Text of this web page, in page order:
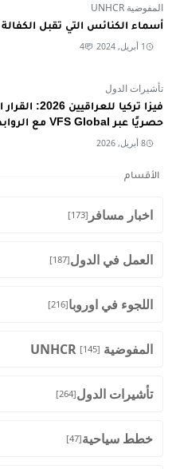
المفوضية UNHCR
أسماء الكنائس التي تقبل
1 أبريل, 2024 4
تأشيرات الدول
فيزا تركيا
حصريًا عبر VFS Global مع الروابط الرسمية
8 أبريل, 2026
الأقسام
اخبار مسافر [173]
العمل في الدول[187]
اللجوء في اوروبا[216]
المفوضية UNHCR [145]
تأشيرات الدول[264]
خطط سياحية[47]